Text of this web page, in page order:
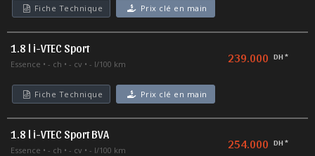
Fiche Technique Prix clé en main
1.8 l i-VTEC Sport
Essence - ch - cv - l/100 km 239.000 DH *
Fiche Technique Prix clé en main
1.8 l i-VTEC Sport BVA
Essence - ch - cv - l/100 km 254.000 DH *